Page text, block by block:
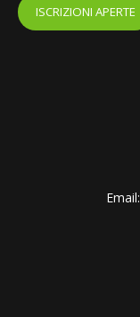
ISCRIZIONI APERTE
Email: